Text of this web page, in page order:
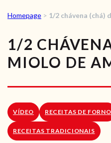
Homepage > 1/2 chávena (chá)
1/2
MIOLO DE
VÍDEO RECEITAS DE FORNO
RECEITAS TRADICIONAIS